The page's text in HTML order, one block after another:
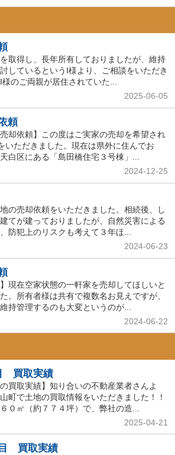
取得し、長年所有しておりましたが、維持
しているというI様より、ご相談をいただき
のご両親が居住されていた...
2025-06-05
頼
却依頼】この度はご実家の売却を希望され
いただきました。現在は県外に住んでお
白区にある「島田橋住宅３号棟」...
2024-12-25
の売却依頼をいただきました。相続後、し
てが建っておりましたが、自然災害による
防犯上のリスクも考えて３年ほ...
2024-06-23
現在空家状態の一軒家を売却してほしいと
。所有者様は共有で複数名お見えですが、
持管理するのも大変というのが...
2024-06-22
買取実績
買取実績】知り合いの不動産業者さんよ
町で土地の買取情報をいただきました！！
０㎡（約７７４坪）で、弊社の造...
2025-04-21
買取実績